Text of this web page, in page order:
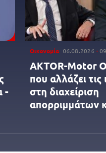
-
Οικονομία 06.08.2026
AKTOR-Motor
που αλλάζει τις
στη διαχείριση
απορριμμάτων